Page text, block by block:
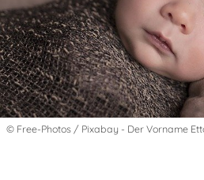
© Free-Photos / Pixabay - Der Vorname